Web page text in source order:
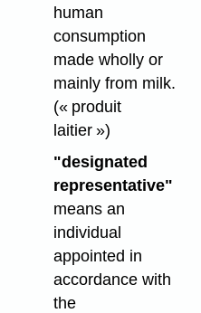
human
consumption
made wholly or
mainly from milk.
(« produit
laitier »)
"designated
representative"
means an
individual
appointed in
accordance with
the